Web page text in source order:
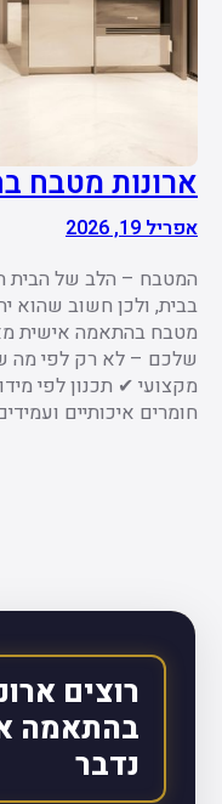
ארונות מטבח
אפריל 19, 2026
המטבח – הלב של הבית
בבית, ולכן חשוב שהוא
מטבח בהתאמה אישית
שלכם – לא רק לפי מה
מקצועי ✔ תכנון לפי
חומרים איכותיים
רוצים
בהתאמה
נדבר